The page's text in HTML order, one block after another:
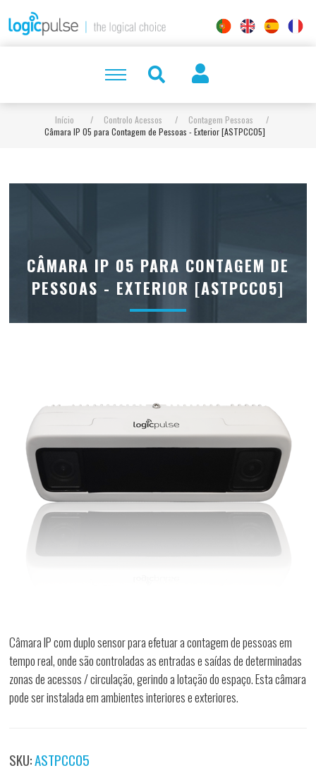
Início / Controlo Acessos / Contagem Pessoas
/
Câmara IP 05 para Contagem de Pessoas - Exterior [ASTPCC05]
CÂMARA IP 05 PARA CONTAGEM DE
PESSOAS - EXTERIOR [ASTPCC05]
Câmara IP com duplo sensor para efetuar a contagem de pessoas em
tempo real, onde são controladas as entradas e saídas de determinadas
zonas de acessos / circulação, gerindo a lotação do espaço. Esta câmara
pode ser instalada em ambientes interiores e exteriores.
SKU:ASTPCC05